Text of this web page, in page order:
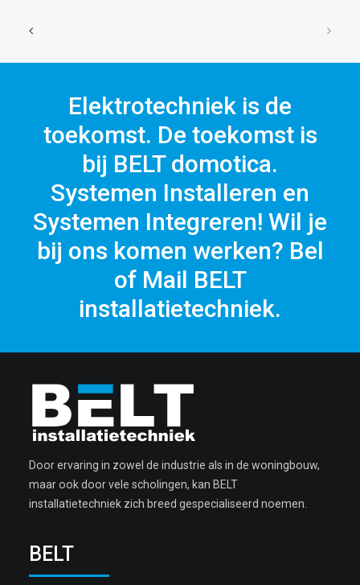
Elektrotechniek is de
toekomst. De toekomst is
bij BELT domotica.
Systemen Installeren en
Systemen Integreren! Wil je
bij ons komen werken? Bel
of Mail BELT
installatietechniek.
Door ervaring in zowel de industrie als in de woningbouw,
maar ook door vele scholingen, kan BELT
installatietechniek zich breed gespecialiseerd noemen.
BELT